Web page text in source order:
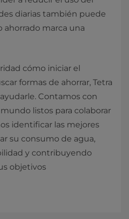
diarias también puede
ahorrado marca una
cómo iniciar el
formas de ahorrar, Tetra
Contamos con
listos para colaborar
identificar las mejores
su consumo de agua,
y contribuyendo
objetivos